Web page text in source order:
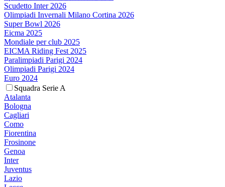
Scudetto Inter 2026
Olimpiadi Invernali Milano Cortina 2026
Super Bowl 2026
Eicma 2025
Mondiale per club 2025
EICMA Riding Fest 2025
Paralimpiadi Parigi 2024
Olimpiadi Parigi 2024
Euro 2024
Squadra Serie A
Atalanta
Bologna
Cagliari
Como
Fiorentina
Frosinone
Genoa
Inter
Juventus
Lazio